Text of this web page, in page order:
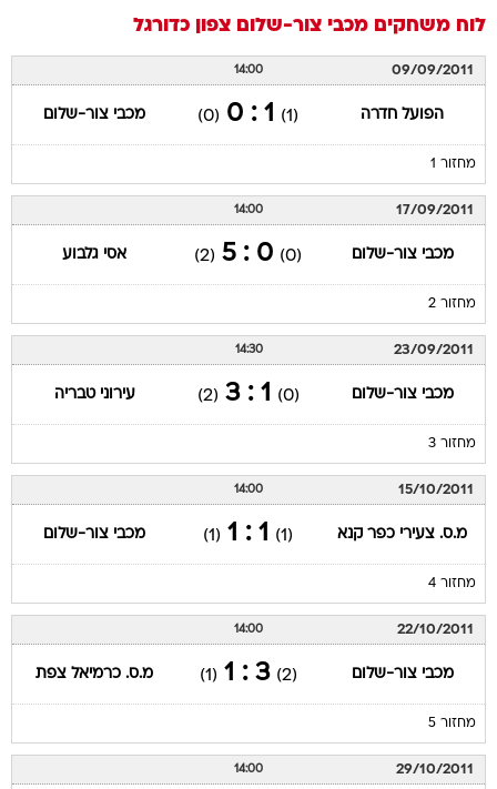
לוח משחקים מכבי צור-שלום צפון כדורגל
09/09/2011
14:00
הפועל חדרה (1)
1 : 0
(0) מכבי צור-שלום
מחזור 1
17/09/2011
14:00
מכבי צור-שלום (0)
0 : 5
(2) אסי גלבוע
מחזור 2
23/09/2011
14:30
מכבי צור-שלום (0)
1 : 3
(2) עירוני טבריה
מחזור 3
15/10/2011
14:00
מ.ס. צעירי כפר קנא (1)
1 : 1
(1) מכבי צור-שלום
מחזור 4
22/10/2011
14:00
מכבי צור-שלום (2)
3 : 1
(1) מ.ס. כרמיאל צפת
מחזור 5
29/10/2011
14:00